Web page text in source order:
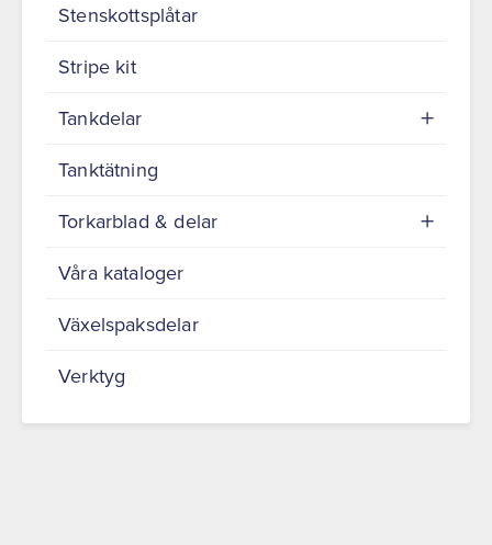
Stenskottsplåtar
Stripe kit
Tankdelar
Tanktätning
Torkarblad & delar
Våra kataloger
Växelspaksdelar
Verktyg